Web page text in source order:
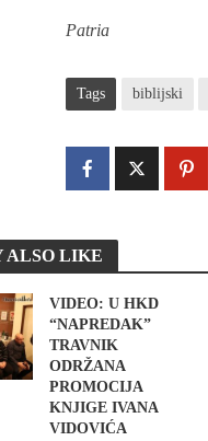
Patria
Tags biblijski
ALSO LIKE
VIDEO: U HKD
“NAPREDAK”
TRAVNIK
ODRŽANA
PROMOCIJA
KNJIGE IVANA
VIDOVIĆA